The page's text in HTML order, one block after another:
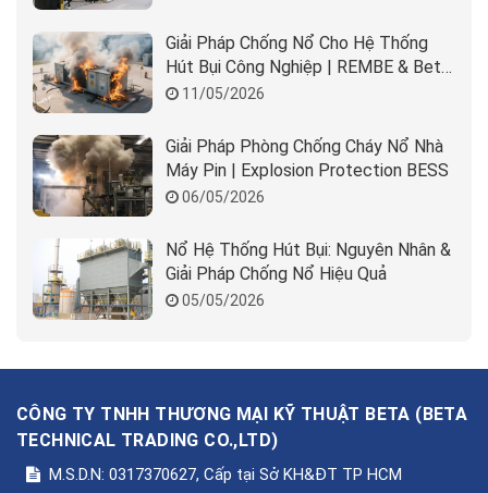
Giải Pháp Chống Nổ Cho Hệ Thống
Hút Bụi Công Nghiệp | REMBE & Beta
Solution
11/05/2026
Giải Pháp Phòng Chống Cháy Nổ Nhà
Máy Pin | Explosion Protection BESS
06/05/2026
Nổ Hệ Thống Hút Bụi: Nguyên Nhân &
Giải Pháp Chống Nổ Hiệu Quả
05/05/2026
CÔNG TY TNHH THƯƠNG MẠI KỸ THUẬT BETA (BETA
TECHNICAL TRADING CO.,LTD)
M.S.D.N: 0317370627, Cấp tại Sở KH&ĐT TP HCM